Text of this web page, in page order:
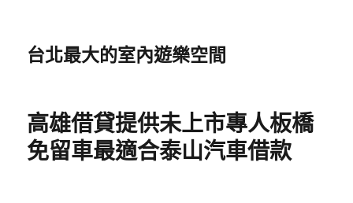
台北最大的室內遊樂空間
高雄借貸提供未上市專人板橋
免留車最適合泰山汽車借款